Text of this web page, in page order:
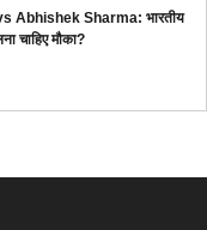
Abhishek Sharma: भारतीय
चाहिए मौका?